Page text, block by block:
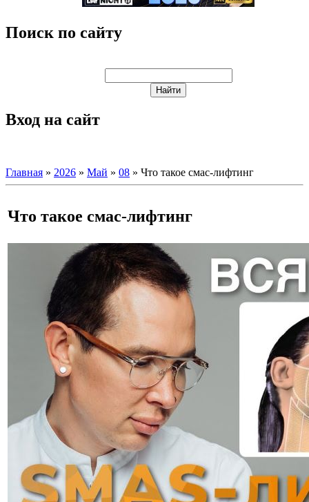
Поиск по сайту
Вход на сайт
Главная » 2026 » Май » 08 » Что такое смас-лифтинг
Что такое смас-лифтинг